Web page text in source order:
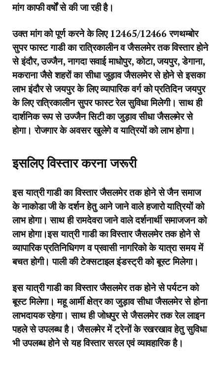
मांग काफी वर्षों से की जा रही है।
उक्त मांग को पूर्ण करने के लिए 12465/12466 रणथम्बोर
सुपर फास्ट गाडी का रात्रिकालीन व जैसलमेर तक विस्तार होने
से इंदौर, उज्जैन, नागदा सवाई माधोपुर, कोटा, जयपुर, डेगाना,
मकराना जैसे शहरों का सीधा जुड़ाव जैसलमेर से होने से इसका
लाभ इंदौर से जयपुर के लिए व्यापारिक वर्ग को प्रतिदिन जयपुर
के लिए रात्रिकालीन सुपर फास्ट रेल सुविधा मिलेगी। साथ ही
दार्शनिक रूप से उज्जैन सिटी का जुड़ाव सीधा जैसलमेर से
होगा। रोजगार के अवसर खुलेगे व यात्रियों को लाभ होगा।
इसलिए विस्तार करना जरूरी
इस यात्री गाडी का विस्तार जैसलमेर तक होने से जैन समाज
के नाकोडा जी के दर्शन हेतु आने जाने वाले हजारो यात्रियों को
लाभ होगा। साथ ही रामदेवरा जाने वाले दर्शनार्थी समाजजन को
लाभ होगा।इस यात्री गाडी का विस्तार जैसलमेर तक होने से
व्यापारिक प्रतिनिधिगण व प्रवासी नागरिको के यात्रा समय में
बचत होगी। पाली की टेक्सटाइल इंडस्ट्री को बूस्ट मिलेगा।
इस यात्री गाडी का विस्तार जैसलमेर तक होने से पर्यटन को
बूस्ट मिलेगा। महू आर्मी क्षेत्र का जुड़ाव सीधा जैसलमेर से होना
लाभदायक रहेगा। साथ ही जोधपुर से जैसलमेर तक रेल लाइन
पहले से उपलब्ध है। जैसलमेर में ट्रेनों के रखरखाव हेतु सुविधा
भी उपलब्ध होने से यह विस्तार सरल एवं व्यावहारिक है।